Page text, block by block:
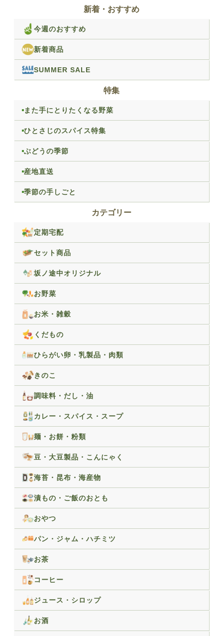
新着・おすすめ
今週のおすすめ
新着商品
SUMMER SALE
特集
また手にとりたくなる野菜
ひとさじのスパイス特集
ぶどうの季節
産地直送
季節の手しごと
カテゴリー
定期宅配
セット商品
坂ノ途中オリジナル
お野菜
お米・雑穀
くだもの
ひらがい卵・乳製品・肉類
きのこ
調味料・だし・油
カレー・スパイス・スープ
麺・お餅・粉類
豆・大豆製品・こんにゃく
海苔・昆布・海産物
漬もの・ご飯のおとも
おやつ
パン・ジャム・ハチミツ
お茶
コーヒー
ジュース・シロップ
お酒